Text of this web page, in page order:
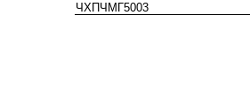
ЧХПЧМГ5003